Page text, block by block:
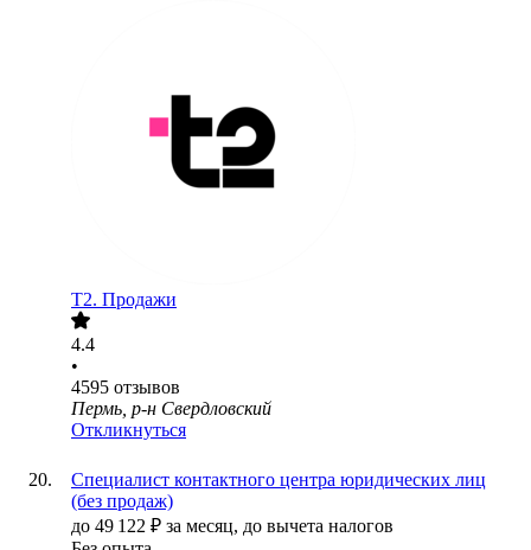
T2. Продажи
4.4
•
4595 отзывов
Пермь, р-н Свердловский
Откликнуться
Специалист контактного центра юридических лиц
(без продаж)
до 49 122 ₽ за месяц, до вычета налогов